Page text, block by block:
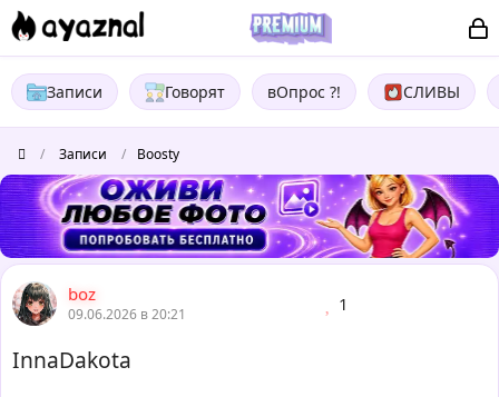
Записи Говорят вОпрос ?! СЛИВЫ
/ Записи / Boosty
boz
09.06.2026 в 20:21 1
InnaDakota